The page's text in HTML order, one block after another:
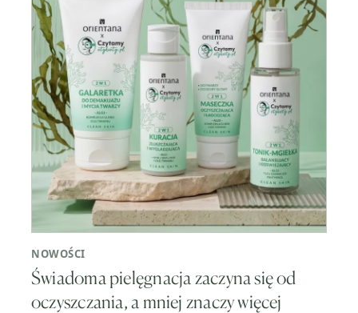
NOWOŚCI
Świadoma pielęgnacja zaczyna się od
oczyszczania, a mniej znaczy więcej